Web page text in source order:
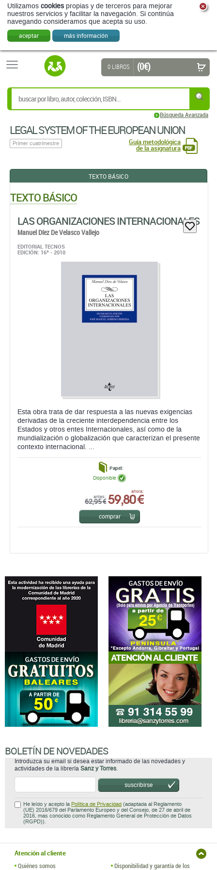
Utilizamos cookies propias y de terceros para mejorar
nuestros servicios y facilitar la navegación. Si continúa
navegando consideramos que acepta su uso.
aceptar más información
Búsqueda Avanzada
0 LIBROS (0 €)
LEGAL SYSTEM OF THE EUROPEAN UNION
Primer cuatrimestre Guía metodológica
de la asignatura
TEXTO BÁSICO
TEXTO BÁSICO
LAS ORGANIZACIONES INTERNACIONALES
Manuel Díez De Velasco Vallejo
EDITORIAL TECNOS
EDICIÓN: 16ª - 2010
Esta obra trata de dar respuesta a las nuevas exigencias
derivadas de la creciente interdependencia entre los
Estados y otros entes Internacionales, así como de la
mundialización o globalización que caracterizan el presente
contexto internacional. ...
Papel:
antes:
62,95 €
ahora:
59,80 €
Disponible
comprar
BOLETÍN DE NOVEDADES
Introduzca su email si desea estar informado de las novedades y
actividades de la librería Sanz y Torres.
suscribirse
He leído y acepto la Política de Privacidad (adaptada al Reglamento
(UE) 2016/679 del Parlamento Europeo y del Consejo, de 27 de abril de
2016, mas conocido como Reglamento General de Protección de Datos
(RGPD)).
Atención al cliente
Quiénes somos
Disponibilidad y garantía de los